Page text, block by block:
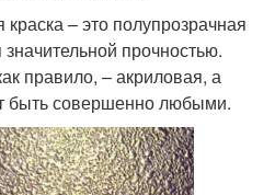
– это полупрозрачная
прочностью.
правило, – акриловая, а
быть совершенно любыми.